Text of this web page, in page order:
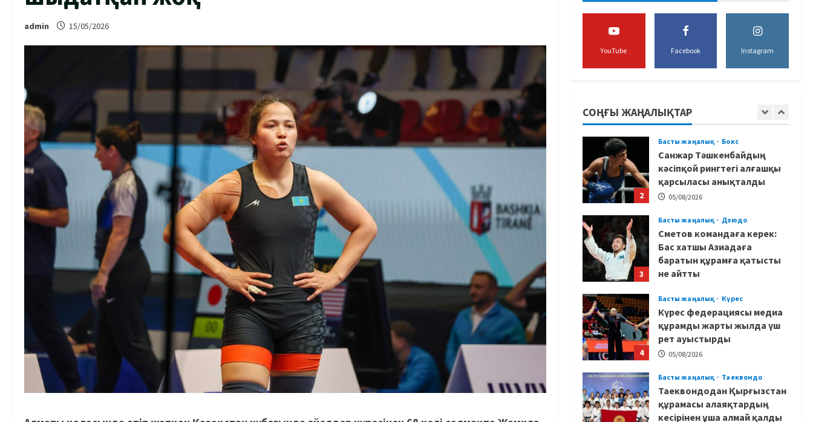
admin 15/05/2026
YouTube Facebook Instagram
СОҢҒЫ ЖАҢАЛЫҚТАР
құрамасы алаяқтардың
кесірінен ұша алмай қалды
1
тағы да шақыртты
2
Басты жаңалық Бокс
Санжар Тәшкенбайдың
кәсіпқой рингтегі алғашқы
қарсыласы анықталды
05/08/2026
3
Басты жаңалық Дзюдо
Сметов командаға керек:
Бас хатшы Азиадаға
баратын құрамға қатысты
не айтты
4
Басты жаңалық Күрес
Күрес федерациясы медиа
құрамды жарты жылда үш
рет ауыстырды
05/08/2026
Басты жаңалық Таеквондо
Таеквондодан Қырғызстан
құрамасы алаяқтардың
кесірінен ұша алмай қалды